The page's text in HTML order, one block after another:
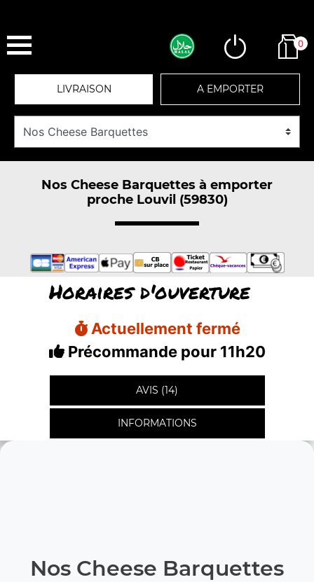
0
LIVRAISON A EMPORTER
Nos Cheese Barquettes à emporter
proche Louvil (59830)
Horaires d'ouverture
Actuellement fermé
Précommande pour 11h20
AVIS (14)
INFORMATIONS
Nos Cheese Barquettes